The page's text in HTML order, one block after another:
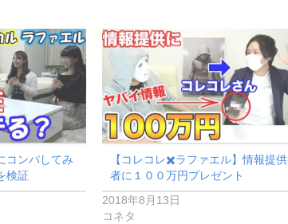
コンパしてみ
検証
【コレコレ✖️ラファエル】情報提供
者に１００万円プレゼント
2018年8月13日
コネタ